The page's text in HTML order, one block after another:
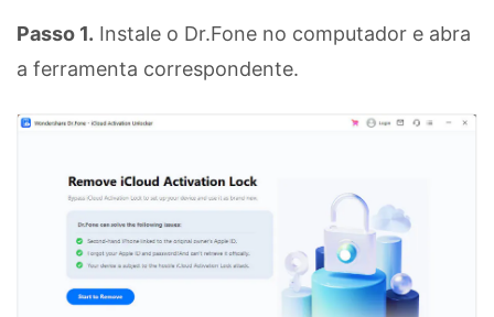
Passo 1. Instale o Dr.Fone no computador e abra
a ferramenta correspondente.